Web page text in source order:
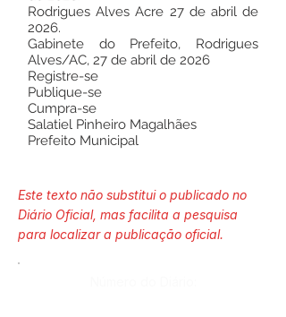
Rodrigues Alves Acre 27 de abril de
2026.
Gabinete do Prefeito, Rodrigues
Alves/AC, 27 de abril de 2026
Registre-se
Publique-se
Cumpra-se
Salatiel Pinheiro Magalhães
Prefeito Municipal
Este texto não substitui o publicado no
Diário Oficial, mas facilita a pesquisa
para localizar a publicação oficial.